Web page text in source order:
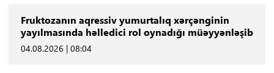
Fruktozanın aqressiv yumurtalıq xərçənginin
yayılmasında həlledici rol oynadığı müəyyənləşib
04.08.2026 | 08:04